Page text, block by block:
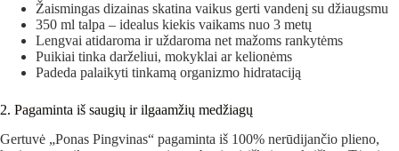
Žaismingas dizainas skatina vaikus gerti vandenį su džiaugsmu
350 ml talpa – idealus kiekis vaikams nuo 3 metų
Lengvai atidaroma ir uždaroma net mažoms rankytėms
Puikiai tinka darželiui, mokyklai ar kelionėms
Padeda palaikyti tinkamą organizmo hidrataciją
2. Pagaminta iš saugių ir ilgaamžių medžiagų
Gertuvė „Ponas Pingvinas“ pagaminta iš 100% nerūdijančio plieno,